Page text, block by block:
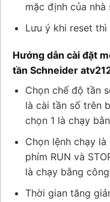
mặc định của nhà
Lưu ý khi reset
Hướng dẫn cài đặt
tần Schneider
Chọn chế độ tần
là cài tần số trên
chọn 1 là chạy
Chọn lệnh chạy
phím RUN và
là chạy bằng
Thời gian tăng